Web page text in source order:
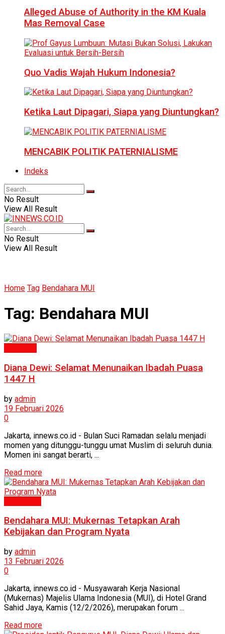
Alleged Abuse of Authority in the KM Kuala
Mas Removal Case
Quo Vadis Wajah Hukum Indonesia?
Ketika Laut Dipagari, Siapa yang Diuntungkan?
MENCABIK POLITIK PATERNIALISME
Indeks
No Result
View All Result
No Result
View All Result
Home Tag Bendahara MUI
Tag: Bendahara MUI
Diana Dewi: Selamat Menunaikan Ibadah Puasa
1447 H
by admin
19 Februari 2026
0
Jakarta, innews.co.id - Bulan Suci Ramadan selalu menjadi
momen yang ditunggu-tunggu umat Muslim di seluruh dunia.
Momen ini sangat berarti, ...
Read more
Bendahara MUI: Mukernas Tetapkan Arah
Kebijakan dan Program Nyata
by admin
13 Februari 2026
0
Jakarta, innews.co.id - Musyawarah Kerja Nasional
(Mukernas) Majelis Ulama Indonesia (MUI), di Hotel Grand
Sahid Jaya, Kamis (12/2/2026), merupakan forum ...
Read more